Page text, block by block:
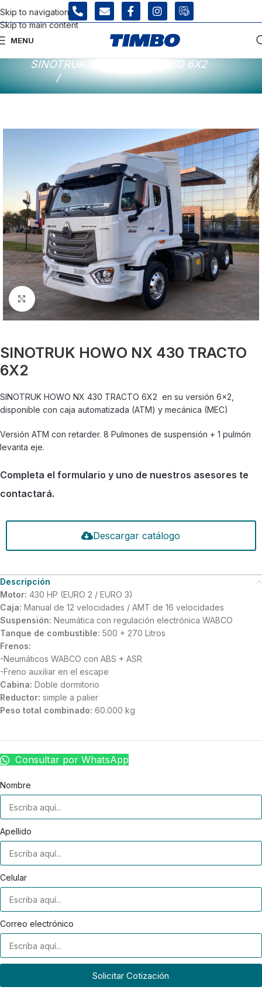
Skip to navigation
Skip to main content
MENU
SINOTRUK
/
SINOTRUK HOWO NX 430
TRACTO 6X2
Click para agrandar
SINOTRUK HOWO NX 430 TRACTO
6X2
SINOTRUK HOWO NX 430 TRACTO 6X2 en su versión 6×2,
disponible con caja automatizada (ATM) y mecánica (MEC)
Versión ATM con retarder. 8 Pulmones de suspensión + 1 pulmón
levanta eje.
Completa el formulario y uno de nuestros asesores te
contactará.
Descargar catálogo
Descripción
Motor: 430 HP (EURO 2 / EURO 3)
Caja: Manual de 12 velocidades / AMT de 16 velocidades
Suspensión: Neumática con regulación electrónica WABCO
Tanque de combustible: 500 + 270 Litros
Frenos:
-Neumáticos WABCO con ABS + ASR
-Freno auxiliar en el escape
Cabina: Doble dormitorio
Reductor: simple a palier
Peso total combinado: 60.000 kg
Consultar por WhatsApp
Nombre
Apellido
Celular
Correo electrónico
Solicitar Cotización